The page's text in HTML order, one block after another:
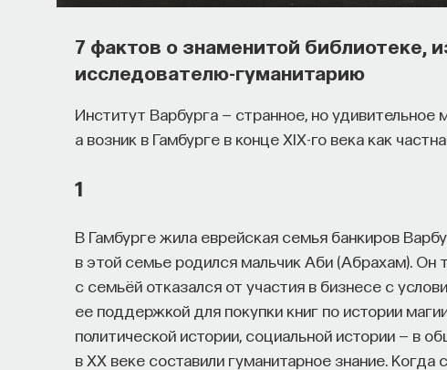
7 фактов о знаменитой библиотеке,
исследователю-гуманитарию
Институт Варбурга — странное, но удивительное
а возник в Гамбурге в конце XIX-го века как
1
В Гамбурге жила еврейская семья банкиров
в этой семье родился мальчик Аби (Абрахам). Он
с семьёй отказался от участия в бизнесе с
ее поддержкой для покупки книг по истории
политической истории, социальной истории — в
в ХХ веке составили гуманитарное знание.